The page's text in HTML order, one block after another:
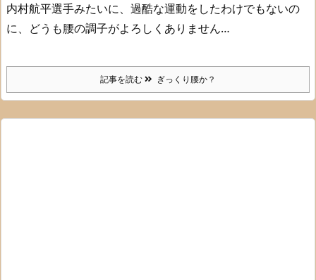
内村航平選手みたいに、過酷な運動をしたわけでもないの
に、 どうも腰の調子がよろしくありません…
記事を読む ぎっくり腰か？